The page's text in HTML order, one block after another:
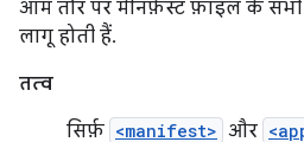
आम तौर पर मेनिफ़ेस्ट फ़ाइल के सभी
लागू होती हैं.
तत्व
सिर्फ़ <manifest> और